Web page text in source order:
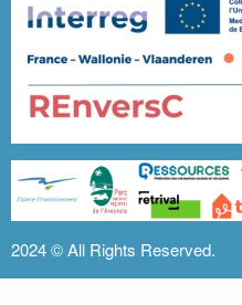
2024 ©All Rights Reserved.